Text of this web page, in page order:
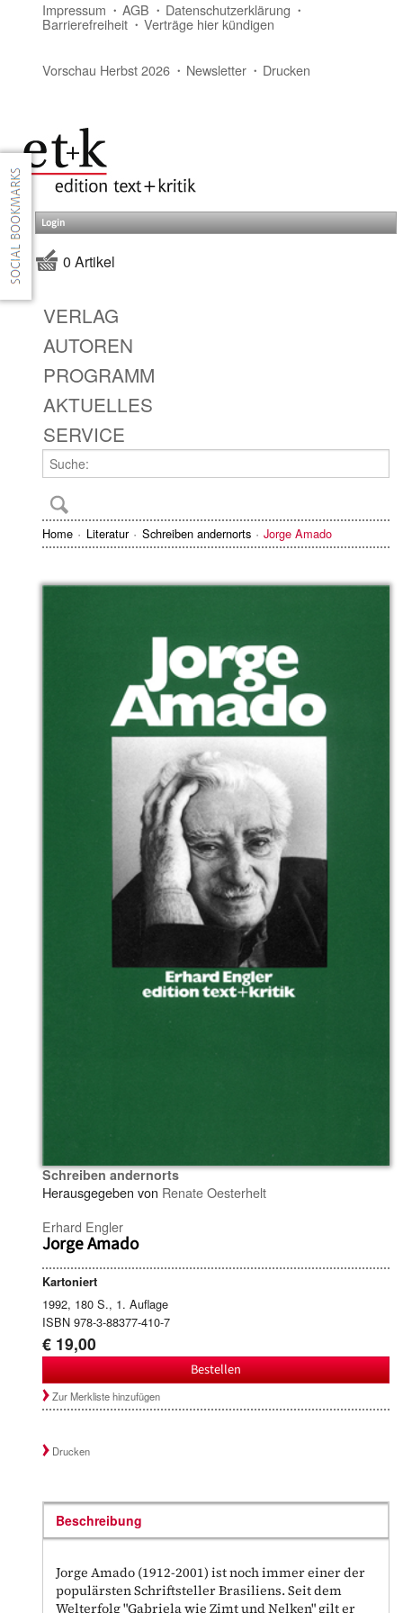
Impressum AGB Datenschutzerklärung
Barrierefreiheit Verträge hier kündigen
Vorschau Herbst 2026 Newsletter Drucken
Login
0 Artikel
VERLAG
AUTOREN
PROGRAMM
AKTUELLES
SERVICE
Home Literatur Schreiben andernorts Jorge Amado
Schreiben andernorts
Herausgegeben von Renate Oesterhelt
Erhard Engler
Jorge Amado
Kartoniert
1992, 180 S., 1. Auflage
ISBN 978-3-88377-410-7
€ 19,00
Bestellen
Zur Merkliste hinzufügen
Drucken
Beschreibung
Jorge Amado (1912-2001) ist noch immer einer der
populärsten Schriftsteller Brasiliens. Seit dem
Welterfolg "Gabriela wie Zimt und Nelken" gilt er